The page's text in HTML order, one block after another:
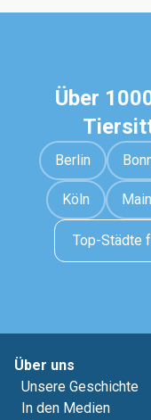
Über
Berlin
Köln
Top-Städte
Über uns
Unsere Geschichte
In den Medien